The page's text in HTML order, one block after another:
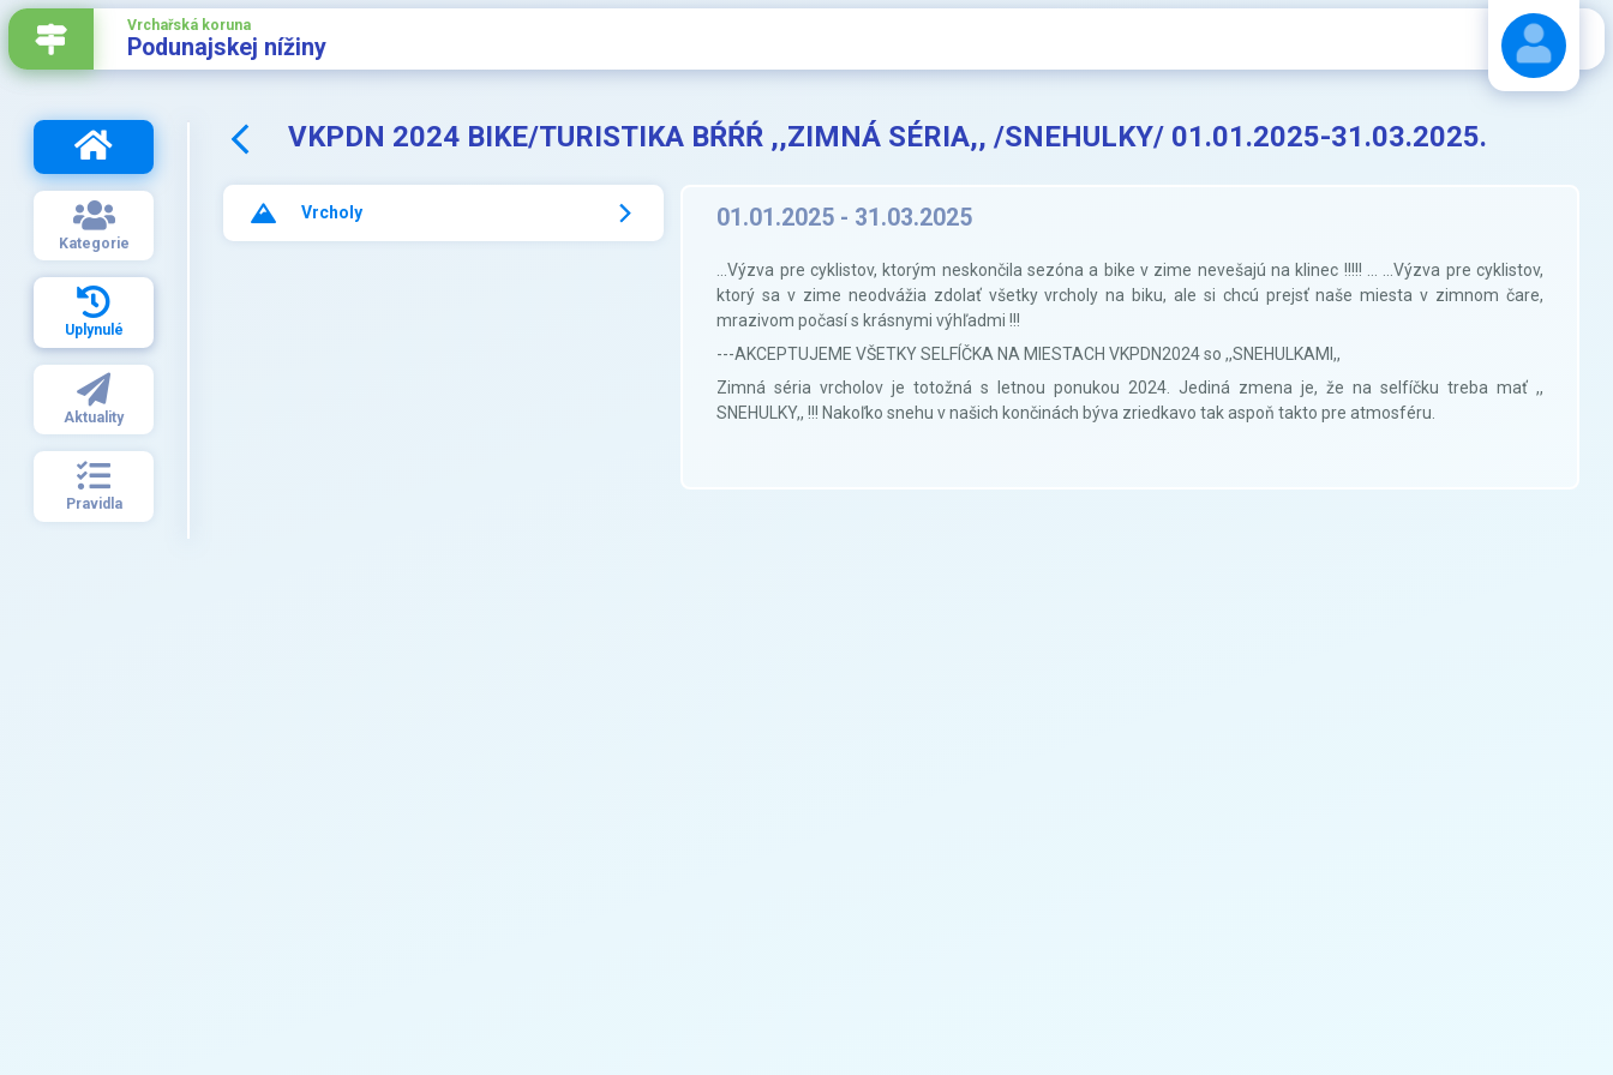
Vrchařská koruna
Podunajskej nížiny
Stáhnout návod
Kategorie
Uplynulé
Aktuality
Pravidla
VKPDN 2024 BIKE/TURISTIKA BŔŔŔ ,,ZIMNÁ SÉRIA,, /SNEHULKY/ 01.01.2025-31.03.2025.
Vrcholy 01.01.2025 - 31.03.2025
...Výzva pre cyklistov, ktorým neskončila sezóna a bike v zime nevešajú na klinec !!!!! ... ...Výzva pre cyklistov,
ktorý sa v zime neodvážia zdolať všetky vrcholy na biku, ale si chcú prejsť naše miesta v zimnom čare,
mrazivom počasí s krásnymi výhľadmi !!!
---AKCEPTUJEME VŠETKY SELFÍČKA NA MIESTACH VKPDN2024 so ,,SNEHULKAMI,,
Zimná séria vrcholov je totožná s letnou ponukou 2024. Jediná zmena je, že na selfíčku treba mať ,,
SNEHULKY,, !!! Nakoľko snehu v našich končinách býva zriedkavo tak aspoň takto pre atmosféru.